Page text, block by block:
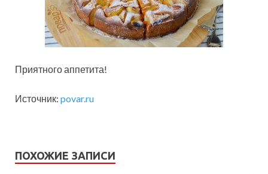
Приятного аппетита!
Источник: povar.ru
ПОХОЖИЕ ЗАПИСИ